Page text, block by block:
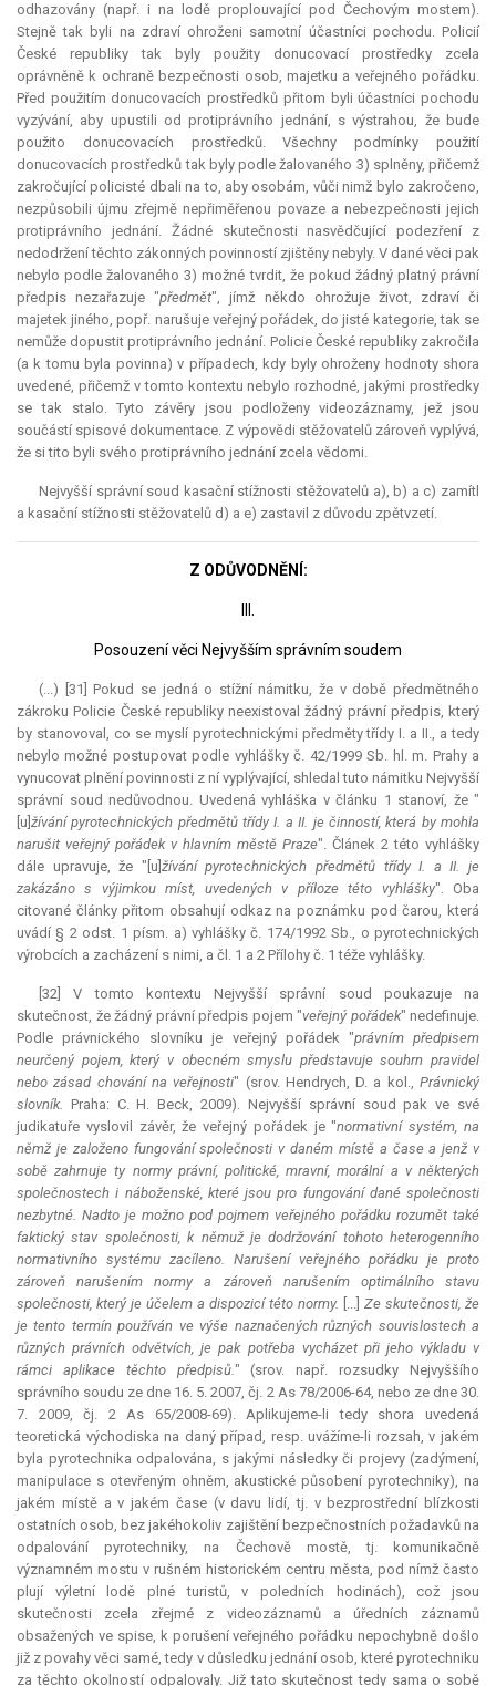
odhazovány (např. i na lodě proplouvající pod Čechovým mostem).
Stejně tak byli na zdraví ohroženi samotní účastníci pochodu. Policií
České republiky tak byly použity donucovací prostředky zcela
oprávněně k ochraně bezpečnosti osob, majetku a veřejného pořádku.
Před použitím donucovacích prostředků přitom byli účastníci pochodu
vyzývání, aby upustili od protiprávního jednání, s výstrahou, že bude
použito donucovacích prostředků. Všechny podmínky použití
donucovacích prostředků tak byly podle žalovaného 3) splněny, přičemž
zakročující policisté dbali na to, aby osobám, vůči nimž bylo zakročeno,
nezpůsobili újmu zřejmě nepřiměřenou povaze a nebezpečnosti jejich
protiprávního jednání. Žádné skutečnosti nasvědčující podezření z
nedodržení těchto zákonných povinností zjištěny nebyly. V dané věci pak
nebylo podle žalovaného 3) možné tvrdit, že pokud žádný platný právní
předpis nezařazuje "předmět", jímž někdo ohrožuje život, zdraví či
majetek jiného, popř. narušuje veřejný pořádek, do jisté kategorie, tak se
nemůže dopustit protiprávního jednání. Policie České republiky zakročila
(a k tomu byla povinna) v případech, kdy byly ohroženy hodnoty shora
uvedené, přičemž v tomto kontextu nebylo rozhodné, jakými prostředky
se tak stalo. Tyto závěry jsou podloženy videozáznamy, jež jsou
součástí spisové dokumentace. Z výpovědi stěžovatelů zároveň vyplývá,
že si tito byli svého protiprávního jednání zcela vědomi.
Nejvyšší správní soud kasační stížnosti stěžovatelů a), b) a c) zamítl
a kasační stížnosti stěžovatelů d) a e) zastavil z důvodu zpětvzetí.
Z ODŮVODNĚNÍ:
III.
Posouzení věci Nejvyšším správním soudem
(...) [31] Pokud se jedná o stížní námitku, že v době předmětného
zákroku Policie České republiky neexistoval žádný právní předpis, který
by stanovoval, co se myslí pyrotechnickými předměty třídy I. a II., a tedy
nebylo možné postupovat podle vyhlášky č. 42/1999 Sb. hl. m. Prahy a
vynucovat plnění povinnosti z ní vyplývající, shledal tuto námitku Nejvyšší
správní soud nedůvodnou. Uvedená vyhláška v článku 1 stanoví, že "
[u] žívání pyrotechnických předmětů třídy I. a II. je činností, která by mohla
narušit veřejný pořádek v hlavním městě Praze". Článek 2 této vyhlášky
dále upravuje, že "[u] žívání pyrotechnických předmětů třídy I. a II. je
zakázáno s výjimkou míst, uvedených v příloze této vyhlášky". Oba
citované články přitom obsahují odkaz na poznámku pod čarou, která
uvádí § 2 odst. 1 písm. a) vyhlášky č. 174/1992 Sb., o pyrotechnických
výrobcích a zacházení s nimi, a čl. 1 a 2 Přílohy č. 1 téže vyhlášky.
[32] V tomto kontextu Nejvyšší správní soud poukazuje na
skutečnost, že žádný právní předpis pojem "veřejný pořádek" nedefinuje.
Podle právnického slovníku je veřejný pořádek "právním předpisem
neurčený pojem, který v obecném smyslu představuje souhrn pravidel
nebo zásad chování na veřejnosti" (srov. Hendrych, D. a kol.,Právnický
slovník. Praha: C. H. Beck, 2009). Nejvyšší správní soud pak ve své
judikatuře vyslovil závěr, že veřejný pořádek je "normativní systém, na
němž je založeno fungování společnosti v daném místě a čase a jenž v
sobě zahrnuje ty normy právní, politické, mravní, morální a v některých
společnostech i náboženské, které jsou pro fungování dané společnosti
nezbytné. Nadto je možno pod pojmem veřejného pořádku rozumět také
faktický stav společnosti, k němuž je dodržování tohoto heterogenního
normativního systému zacíleno. Narušení veřejného pořádku je proto
zároveň narušením normy a zároveň narušením optimálního stavu
společnosti, který je účelem a dispozicí této normy. [...] Ze skutečnosti, že
je tento termín používán ve výše naznačených různých souvislostech a
různých právních odvětvích, je pak potřeba vycházet při jeho výkladu v
rámci aplikace těchto předpisů." (srov. např. rozsudky Nejvyššího
správního soudu ze dne 16. 5. 2007, čj. 2 As 78/2006-64, nebo ze dne 30.
7. 2009, čj. 2 As 65/2008-69). Aplikujeme-li tedy shora uvedená
teoretická východiska na daný případ, resp. uvážíme-li rozsah, v jakém
byla pyrotechnika odpalována, s jakými následky či projevy (zadýmení,
manipulace s otevřeným ohněm, akustické působení pyrotechniky), na
jakém místě a v jakém čase (v davu lidí, tj. v bezprostřední blízkosti
ostatních osob, bez jakéhokoliv zajištění bezpečnostních požadavků na
odpalování pyrotechniky, na Čechově mostě, tj. komunikačně
významném mostu v rušném historickém centru města, pod nímž často
plují výletní lodě plné turistů, v poledních hodinách), což jsou
skutečnosti zcela zřejmé z videozáznamů a úředních záznamů
obsažených ve spise, k porušení veřejného pořádku nepochybně došlo
již z povahy věci samé, tedy v důsledku jednání osob, které pyrotechniku
za těchto okolností odpalovaly. Již tato skutečnost tedy sama o sobě